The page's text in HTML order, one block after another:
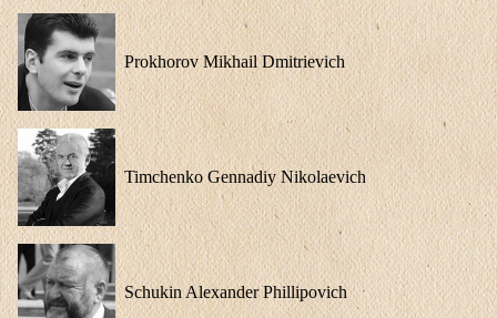
Prokhorov Mikhail Dmitrievich
Timchenko Gennadiy Nikolaevich
Schukin Alexander Phillipovich